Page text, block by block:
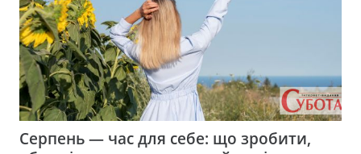
Серпень — час для себе: що зробити,